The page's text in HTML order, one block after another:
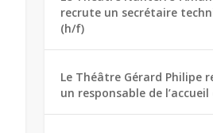
recrute un secrétaire
(h/f)
Le Théâtre Gérard Philipe
un responsable de